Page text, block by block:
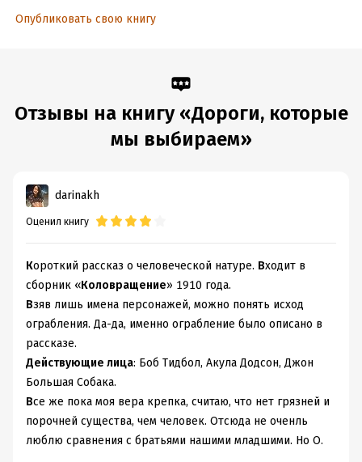
Переводчик:Нина Дарузес
Опубликовать свою книгу
Отзывы на книгу «Дороги, которые
мы выбираем»
darinakh
Оценил книгу
Короткий рассказ о человеческой натуре. Входит в
сборник «Коловращение» 1910 года.
Взяв лишь имена персонажей, можно понять исход
ограбления. Да-да, именно ограбление было описано в
рассказе.
Действующие лица: Боб Тидбол, Акула Додсон, Джон
Большая Собака.
Все же пока моя вера крепка, считаю, что нет грязней и
порочней существа, чем человек. Отсюда не оченль
люблю сравнения с братьями нашими младшими. Но О.